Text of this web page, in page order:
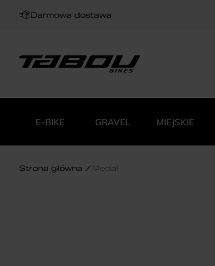
Darmowa dostawa
E-BIKE GRAVEL MIEJSKIE
Strona główna Medal